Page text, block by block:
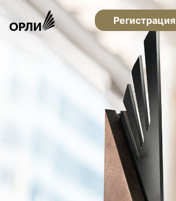
Регистрация